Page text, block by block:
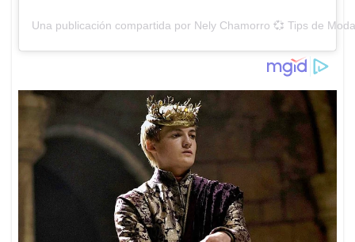
Una publicación compartida por Nely Chamorro 💞 Tips de